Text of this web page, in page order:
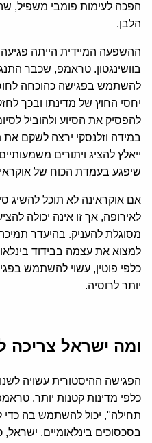
הפכה לעימות פומבי משפיל,
הלבן.
ההשפעה המיידית הייתה
בוושינגטון. טראמפ, שכבר
להשתמש בפגישה כהוכחה
יחסי החוץ של מדינתו ובכך
להפסיק את הסיוע ולהוביל
במידה וזלנסקי ירצה לשקם
ייאלץ להציג ויתורים
שיפגע בעמדת הכוח של
אם אוקראינה לא תוכל להשיג
לאירופה, אך זו אינה יכולה
מסוגלת להעניק. בהיעדר
למצוא את עצמה בבידוד
כלפי פוטין, עשוי להשתמש
יותר לרוסיה.
ומה ישראל צריכה
הפגישה ההיסטורית עשויה
כלפי מדינות קטנות יותר.
תחילה", יכול להשתמש בה
בסכסוכים בינלאומיים.